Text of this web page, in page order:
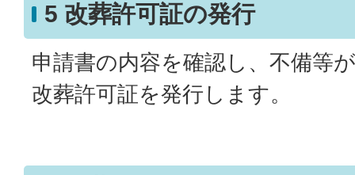
5 改葬許可証の発行
申請書の内容を確認し、不備等
改葬許可証を発行します。